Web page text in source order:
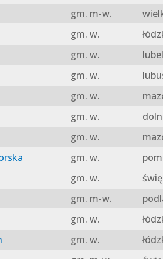
gm. m-w.
gm. w.
gm. w.
gm. w.
gm. w.
gm. w.
gm. w.
gm. w.
gm. w.
gm. m-w.
gm. w.
gm. w.